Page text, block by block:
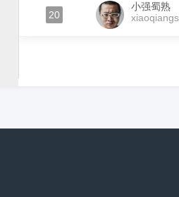
20
小强蜀熟